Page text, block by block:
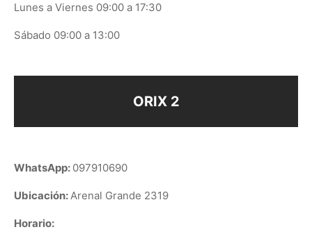
Lunes a Viernes 09:00 a 17:30
Sábado 09:00 a 13:00
ORIX 2
WhatsApp: 097910690
Ubicación:Arenal Grande 2319
Horario: